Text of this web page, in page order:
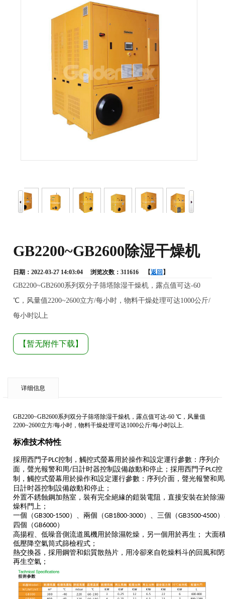
GB2200~GB2600除湿干燥机
日期：2022-03-27 14:03:04 浏览次数：311616 【返回 】
GB2200~GB2600系列双分子筛塔除湿干燥机，露点值可达-60
℃，风量值2200~2600立方/每小时，物料干燥处理可达1000公斤/
每小时以上
【暂无附件下载】
详细信息
GB2200~GB2600系列双分子筛塔除湿干燥机，露点值可达-60 ℃，风量值
2200~2600立方/每小时，物料干燥处理可达1000公斤/每小时以上.
标准技术特性
採用西門子PLC控制，觸控式螢幕用於操作和設定運行參數：序列介
面，聲光報警和周 /日計时器控制設備啟動和停止；採用西門子PLC控
制，觸控式螢幕用於操作和設定運行參數：序列介面，聲光報警和周
日計时器控制設備啟動和停止；
外置不銹蝕鋼加熱室，裝有完全絕緣的鎧裝電阻，直接安裝在於除
燥料門上；
一個（GB300-1500）、兩個（GB1800-3000）、三個（GB3500-4500
四個（GB6000）
高揚程、低噪音側流道風機用於除濕乾燥，另一個用於再生；
大面
低壓降空氣筒式篩檢程式；
熱交換器，採用鋼管和鋁質散熱片，用冷卻來自乾燥料斗的回風和
再生空氣；